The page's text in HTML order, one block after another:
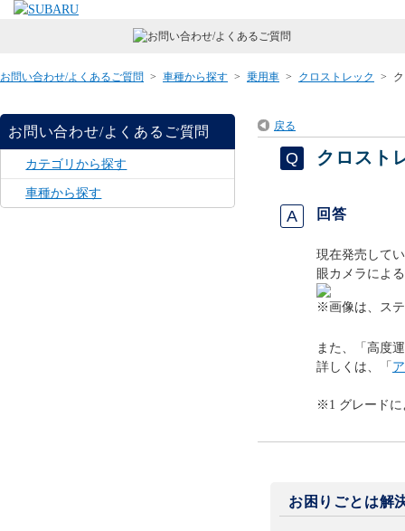
お問い合わせ/よくあるご質問 > 車種から探す > 乗用車 > クロストレック >
お問い合わせ/よくあるご質問
カテゴリから探す
車種から探す
戻る
クロスト
回答
現在発売して
眼カメラによ
※画像は、ス
また、「高度
詳しくは、「
※1 グレードに
お困りごとは解